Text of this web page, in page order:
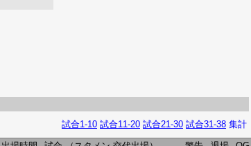
試合1-10 試合11-20 試合21-30 試合31-38 集計